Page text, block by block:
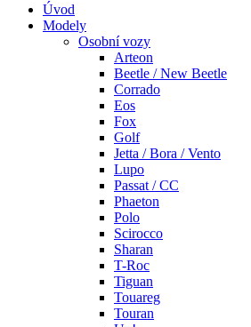
Úvod
Modely
Osobní vozy
Arteon
Beetle / New Beetle
Corrado
Eos
Fox
Golf
Jetta / Bora / Vento
Lupo
Passat / CC
Phaeton
Polo
Scirocco
Sharan
T-Roc
Tiguan
Touareg
Touran